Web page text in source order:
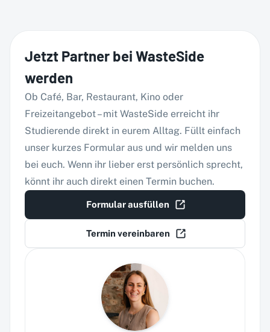
Jetzt Partner bei WasteSide
werden
Ob Café, Bar, Restaurant, Kino oder
Freizeitangebot – mit WasteSide erreicht ihr
Studierende direkt in eurem Alltag. Füllt einfach
unser kurzes Formular aus und wir melden uns
bei euch. Wenn ihr lieber erst persönlich sprecht,
könnt ihr auch direkt einen Termin buchen.
Formular ausfüllen
Termin vereinbaren